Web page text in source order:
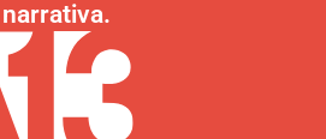
narrativa.